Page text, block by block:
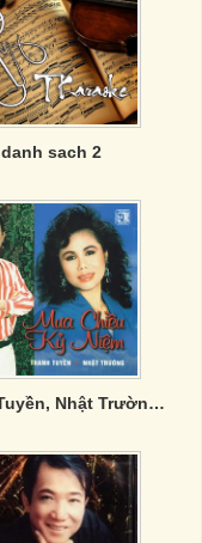
danh sach 2
Thanh Tuyền, Nhật Trường - Mưa Chiều Kỷ Niệm